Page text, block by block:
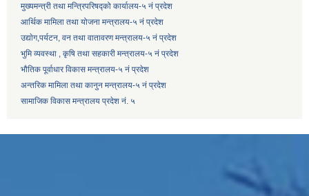
मुख्यमन्त्री तथा मन्त्रिपरिषद्को कार्यालय-५ नं प्रदेश
आर्थिक मामिला तथा योजना मन्त्रालय-५ नं प्रदेश
उद्याेग,पर्यटन, वन तथा वातावरण मन्त्रालय-५ नं प्रदेश
भुमि व्यवस्था , कृषि तथा सहकारी मन्त्रालय-५ नं प्रदेश
भौतिक पूर्वाधार विकास मन्त्रालय-५ नं प्रदेश
अन्तरिक मामिला तथा कानुन मन्त्रालय-५ नं प्रदेश
सामाजिक विकास मन्त्रालय प्रदेश नं. ५